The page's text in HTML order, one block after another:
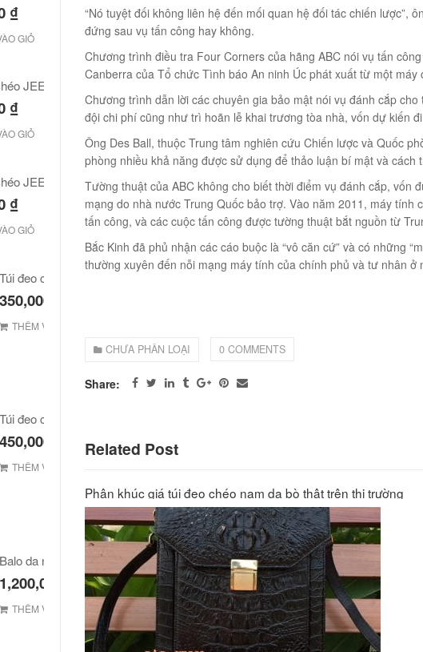
₫
GIỎ
₫
GIỎ
₫
GIỎ
Túi đeo chéo Jeep giá rẻ JR03
350,000
THÊM VÀO GIỎ
Túi đeo chéo Jeep giá rẻ 04
450,000
THÊM VÀO GIỎ
Balo da nam hàn quốc cao cấp
1,200,000
THÊM VÀO GIỎ
“Nó tuyệt đối không liên hệ đến mối quan hệ đối tác chiến lược”,
đứng sau vụ tấn công hay không.
Chương trình điều tra Four Corners của hãng ABC nói vụ tấn
Canberra của Tổ chức Tình báo An ninh Úc phát xuất từ một máy
Chương trình dẫn lời các chuyên gia bảo mật nói vụ đánh cắp
đội chi phí cũng như trì hoãn lễ khai trương tòa nhà, vốn dự kiến
Ông Des Ball, thuộc Trung tâm nghiên cứu Chiến lược và Quốc
phòng nhiều khả năng được sử dụng để thảo luận bí mật và cách
Tường thuật của ABC không cho biết thời điểm vụ đánh cắp, vốn
mạng do nhà nước Trung Quốc bảo trợ. Vào năm 2011, máy
tấn công, và các cuộc tấn công được tường thuật bắt nguồn từ
Bắc Kinh đã phủ nhận các cáo buộc là “vô căn cứ” và có những
thường xuyên đến nỗi mạng máy tính của chính phủ và tư nhân ở
CHƯA PHÂN LOẠI 0 COMMENTS
Share:
Related Post
Phân khúc giá túi đeo chéo nam da bò thật trên thị trường